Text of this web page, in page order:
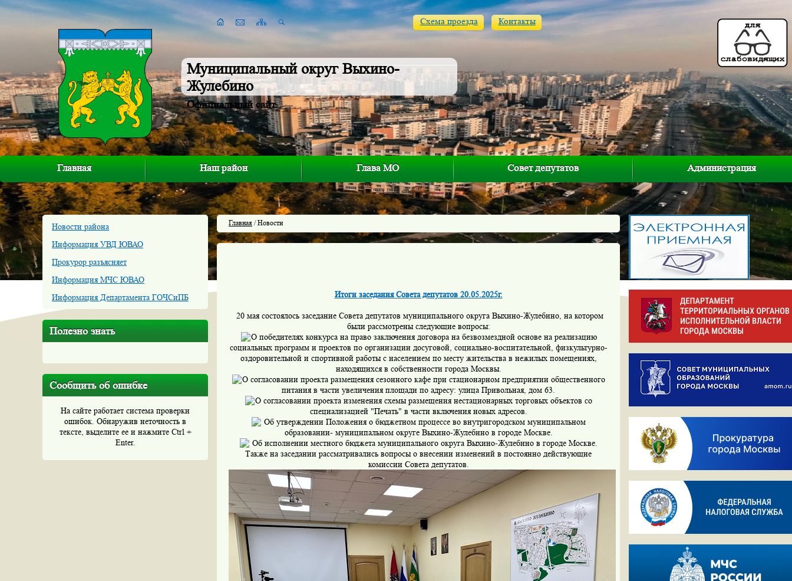
Муниципальный округ Выхино-
Жулебино
Официальный сайт
Схема проезда Контакты
Главная Наш район Глава МО Совет депутатов Администрация
Новости района
Информация УВД ЮВАО
Прокурор разъясняет
Информация МЧС ЮВАО
Информация Департамента ГОЧСиПБ
Полезно знать
Сообщить об ошибке
На сайте работает система проверки
ошибок. Обнаружив неточность в
тексте, выделите ее и нажмите Ctrl +
Enter.
Главная / Новости
Итоги заседания Совета депутатов 20.05.2025г.
20 мая состоялось заседание Совета депутатов муниципального округа Выхино-Жулебино, на котором
были рассмотрены следующие вопросы:
О победителях конкурса на право заключения договора на безвозмездной основе на реализацию
социальных программ и проектов по организации досуговой, социально-воспитательной, физкультурно-
оздоровительной и спортивной работы с населением по месту жительства в нежилых помещениях,
находящихся в собственности города Москвы.
О согласовании проекта размещения сезонного кафе при стационарном предприятии общественного
питания в части увеличения площади по адресу: улица Привольная, дом 63.
О согласовании проекта изменения схемы размещения нестационарных торговых объектов со
специализацией "Печать" в части включения новых адресов.
Об утверждении Положения о бюджетном процессе во внутригородском муниципальном
образовании- муниципальном округе Выхино-Жулебино в городе Москве.
Об исполнении местного бюджета муниципального округа Выхино-Жулебино в городе Москве.
Также на заседании рассматривались вопросы о внесении изменений в постоянно действующие
комиссии Совета депутатов.